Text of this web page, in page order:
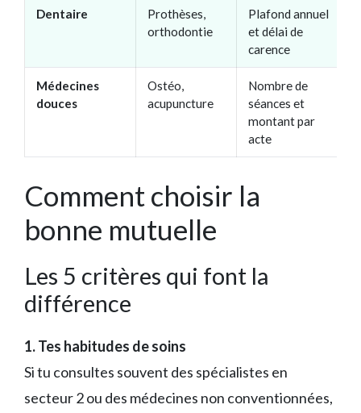
Dentaire
Prothèses,
orthodontie
Plafond annuel
et délai de
carence
Médecines
douces
Ostéo,
acupuncture
Nombre de
séances et
montant par
acte
Comment choisir la
bonne mutuelle
Les 5 critères qui font la
différence
1. Tes habitudes de soins
Si tu consultes souvent des spécialistes en
secteur 2 ou des médecines non conventionnées,